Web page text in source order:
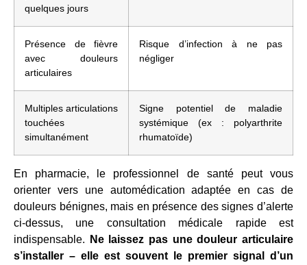
quelques jours
Présence de fièvre
avec douleurs
articulaires
Risque d’infection à ne pas
négliger
Multiples articulations
touchées
simultanément
Signe potentiel de maladie
systémique (ex : polyarthrite
rhumatoïde)
En pharmacie, le professionnel de santé peut vous
orienter vers une automédication adaptée en cas de
douleurs bénignes, mais en présence des signes d’alerte
ci-dessus, une consultation médicale rapide est
indispensable.
Ne laissez pas une douleur articulaire
s’installer – elle est souvent le premier signal d’un